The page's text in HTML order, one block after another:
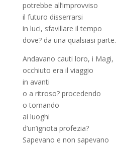
potrebbe all’improvviso
il futuro disserrarsi
in luci, sfavillare il tempo
dove? da una qualsiasi parte.
Andavano cauti loro, i Magi,
occhiuto era il viaggio
in avanti
o a ritroso? procedendo
o tornando
ai luoghi
d’un’ignota profezia?
Sapevano e non sapevano